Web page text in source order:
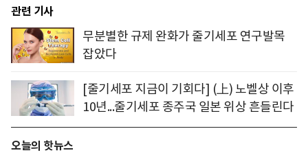
관련 기사
무분별한 규제 완화가 줄기세포 연구발목
잡았다
[줄기세포 지금이 기회다] (上) 노벨상 이후
10년...줄기세포 종주국 일본 위상 흔들린다
오늘의 핫뉴스